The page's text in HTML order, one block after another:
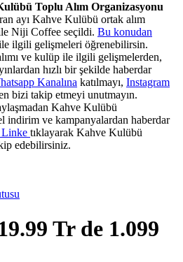
Toplu Alım Organizasyonu
ayı Kahve Kulübü ortak alım
Niji Coffee seçildi. Bu konudan
ile ilgili gelişmeleri öğrenebilirsin.
ve kulüp ile ilgili gelişmelerden,
hızlı bir şekilde haberdar
Kanalına katılmayı, Instagram
bizi takip etmeyi unutmayın.
Kahve Kulübü
indirim ve kampanyalardan haberdar
tıklayarak Kahve Kulübü
edebilirsiniz.
Tr de 1.099